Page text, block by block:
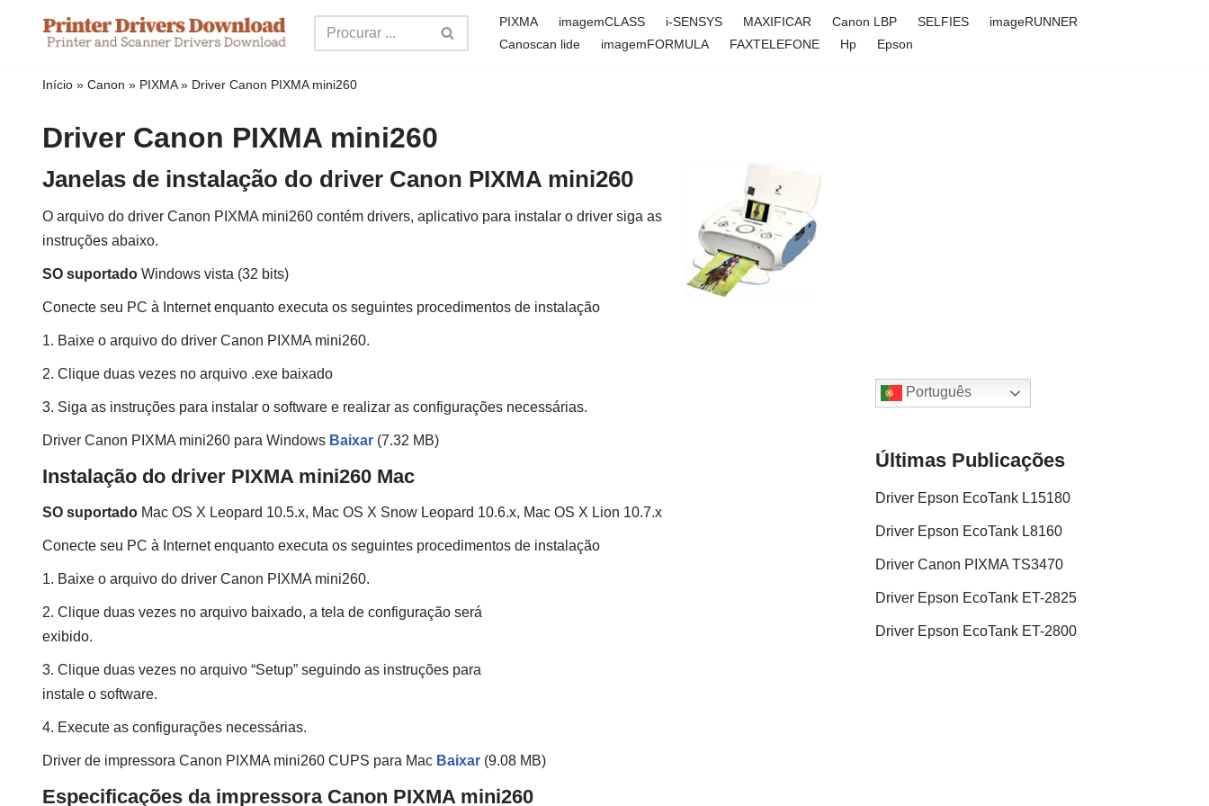
PIXMA imagemCLASS i-SENSYS MAXIFICAR Canon LBP SELFIES
imageRUNNER
Canoscan lide
imagemFORMULA FAXTELEFONE Hp Epson
Início » Canon » PIXMA» Driver Canon PIXMA mini260
Driver Canon PIXMA mini260
Janelas de instalação do driver Canon PIXMA mini260
O arquivo do driver Canon PIXMA mini260 contém drivers, aplicativo para instalar o driver siga as
instruções abaixo.
SO suportado Windows vista (32 bits)
Conecte seu PC à Internet enquanto executa os seguintes procedimentos de instalação
1. Baixe o arquivo do driver Canon PIXMA mini260.
2. Clique duas vezes no arquivo .exe baixado
3. Siga as instruções para instalar o software e realizar as configurações necessárias.
Driver Canon PIXMA mini260 para Windows Baixar (7.32 MB)
Instalação do driver PIXMA mini260 Mac
SO suportado Mac OS X Leopard 10.5.x, Mac OS X Snow Leopard 10.6.x, Mac OS X Lion 10.7.x
Conecte seu PC à Internet enquanto executa os seguintes procedimentos de instalação
1. Baixe o arquivo do driver Canon PIXMA mini260.
2. Clique duas vezes no arquivo baixado, a tela de configuração será
exibido.
3. Clique duas vezes no arquivo “Setup” seguindo as instruções para
instale o software.
4. Execute as configurações necessárias.
Driver de impressora Canon PIXMA mini260 CUPS para Mac Baixar (9.08 MB)
Especificações da impressora Canon PIXMA mini260
Português
Últimas Publicações
Driver Epson EcoTank L15180
Driver Epson EcoTank L8160
Driver Canon PIXMA TS3470
Driver Epson EcoTank ET-2825
Driver Epson EcoTank ET-2800